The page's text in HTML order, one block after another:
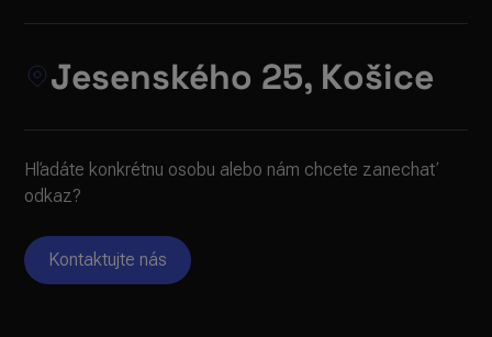
Jesenského 25, Košice
Hľadáte konkrétnu osobu alebo nám chcete zanechať
odkaz?
Kontaktujte nás